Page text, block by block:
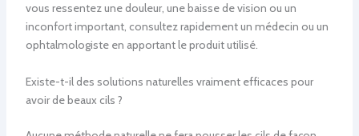
vous ressentez une douleur, une baisse de vision ou un
inconfort important, consultez rapidement un médecin ou un
ophtalmologiste en apportant le produit utilisé.
Existe-t-il des solutions naturelles vraiment efficaces pour
avoir de beaux cils ?